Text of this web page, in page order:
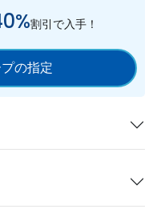
割引で入手！
の指定